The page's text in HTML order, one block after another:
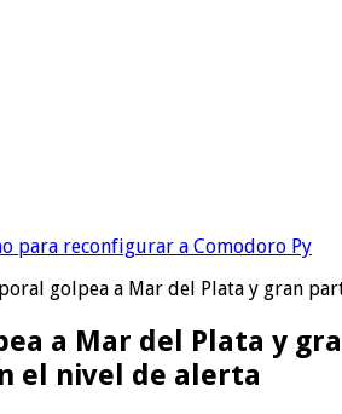
para reconfigurar a Comodoro Py
golpea a Mar del Plata y gran
a Mar del Plata y
el nivel de alerta